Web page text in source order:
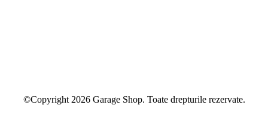
©Copyright 2026 Garage Shop. Toate drepturile rezervate.